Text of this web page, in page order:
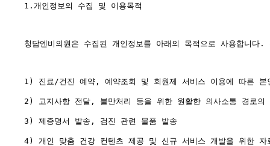
1.개인정보의 수집 및 이용목적
청담엔비의원은 수집된 개인정보를 아래의 목적으로 사용합니
1) 진료/건진 예약, 예약조회 및 회원제 서비스 이용에 따른 본
2) 고지사항 전달, 불만처리 등을 위한 원활한 의사소통 경로
3) 제증명서 발송, 검진 관련 물품 발송
4) 개인 맞춤 건강 컨텐츠 제공 및 신규 서비스 개발을 위한 자